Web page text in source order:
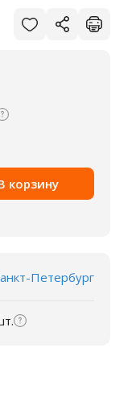
корзину
Петербург